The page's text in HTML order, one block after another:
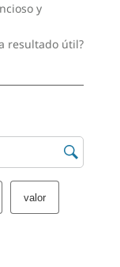
producto. Los
el modelo elegido y